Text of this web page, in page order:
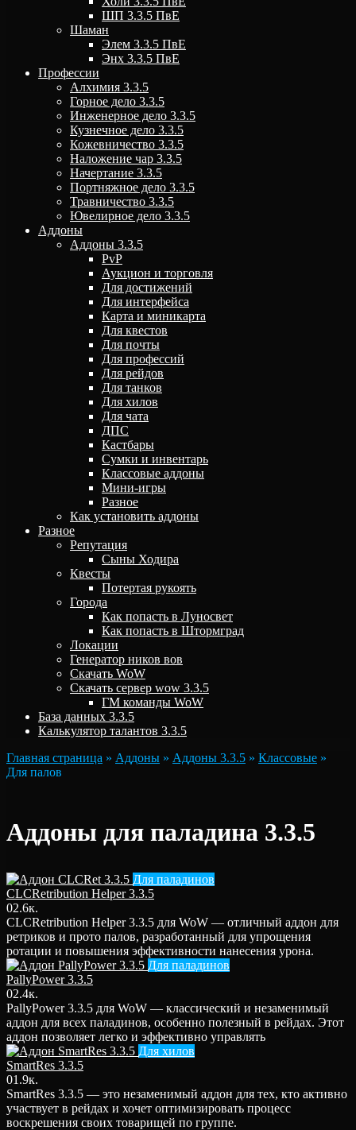
ШП 3.3.5 ПвЕ
Шаман
Элем 3.3.5 ПвЕ
Энх 3.3.5 ПвЕ
Профессии
Алхимия 3.3.5
Горное дело 3.3.5
Инженерное дело 3.3.5
Кузнечное дело 3.3.5
Кожевничество 3.3.5
Наложение чар 3.3.5
Начертание 3.3.5
Портняжное дело 3.3.5
Травничество 3.3.5
Ювелирное дело 3.3.5
Аддоны
Аддоны 3.3.5
PvP
Аукцион и торговля
Для достижений
Для интерфейса
Карта и миникарта
Для квестов
Для почты
Для профессий
Для рейдов
Для танков
Для хилов
Для чата
ДПС
Кастбары
Сумки и инвентарь
Классовые аддоны
Мини-игры
Разное
Как установить аддоны
Разное
Репутация
Сыны Ходира
Квесты
Потертая рукоять
Города
Как попасть в Луносвет
Как попасть в Штормград
Локации
Генератор ников вов
Скачать WoW
Скачать сервер wow 3.3.5
ГМ команды WoW
База данных 3.3.5
Калькулятор талантов 3.3.5
Главная страница » Аддоны » Аддоны 3.3.5 » Классовые »
Для палов
Аддоны для паладина 3.3.5
Для паладинов
CLCRetribution Helper 3.3.5
02.6к.
CLCRetribution Helper 3.3.5 для WoW — отличный аддон для
ретриков и прото палов, разработанный для упрощения
ротации и повышения эффективности нанесения урона.
Для паладинов
PallyPower 3.3.5
02.4к.
PallyPower 3.3.5 для WoW — классический и незаменимый
аддон для всех паладинов, особенно полезный в рейдах. Этот
аддон позволяет легко и эффективно управлять
Для хилов
SmartRes 3.3.5
01.9к.
SmartRes 3.3.5 — это незаменимый аддон для тех, кто активно
участвует в рейдах и хочет оптимизировать процесс
воскрешения своих товарищей по группе.